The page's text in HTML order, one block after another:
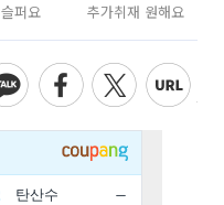
슬퍼요 추가취재 원해요